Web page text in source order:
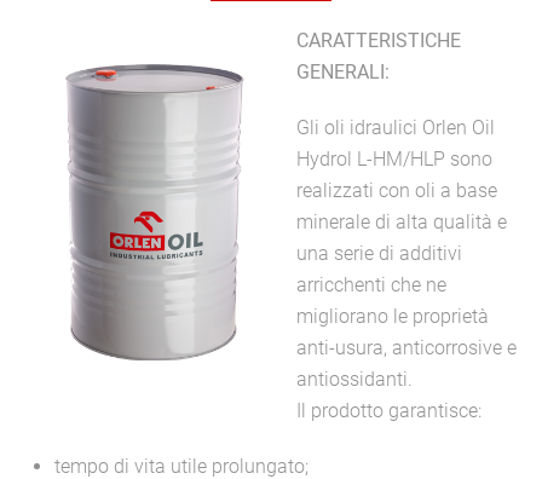
CARATTERISTICHE
GENERALI:
Gli oli idraulici Orlen Oil
Hydrol L-HM/HLP sono
realizzati con oli a base
minerale di alta qualità e
una serie di additivi
arricchenti che ne
migliorano le proprietà
anti-usura, anticorrosive e
antiossidanti.
Il prodotto garantisce:
tempo di vita utile prolungato;